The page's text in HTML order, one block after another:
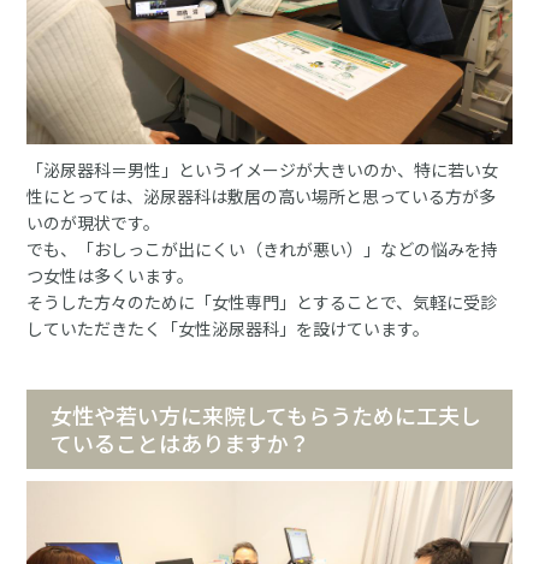
「泌尿器科＝男性」というイメージが大きいのか、特に若い女
性にとっては、泌尿器科は敷居の高い場所と思っている方が多
いのが現状です。
でも、「おしっこが出にくい（きれが悪い）」などの悩みを持
つ女性は多くいます。
そうした方々のために「女性専門」とすることで、気軽に受診
していただきたく「女性泌尿器科」を設けています。
女性や若い方に来院してもらうために工夫し
ていることはありますか？